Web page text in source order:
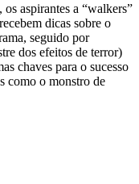
aspirantes a “walkers”
dicas sobre o
seguido por
dos efeitos de terror)
chaves para o sucesso
como o monstro de